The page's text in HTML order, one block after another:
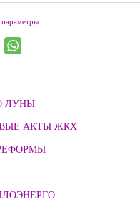
параметры
ЛУНЫ
АКТЫ ЖКХ